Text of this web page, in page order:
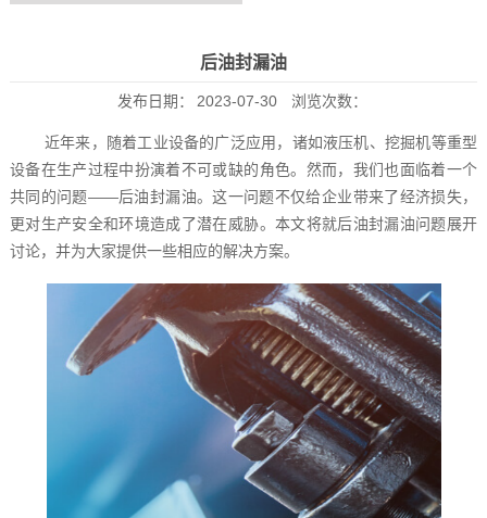
后油封漏油
发布日期： 2023-07-30 浏览次数：
近年来，随着工业设备的广泛应用，诸如液压机、挖掘机等重型
设备在生产过程中扮演着不可或缺的角色。然而，我们也面临着一个
共同的问题——后油封漏油。这一问题不仅给企业带来了经济损失，
更对生产安全和环境造成了潜在威胁。本文将就后油封漏油问题展开
讨论，并为大家提供一些相应的解决方案。